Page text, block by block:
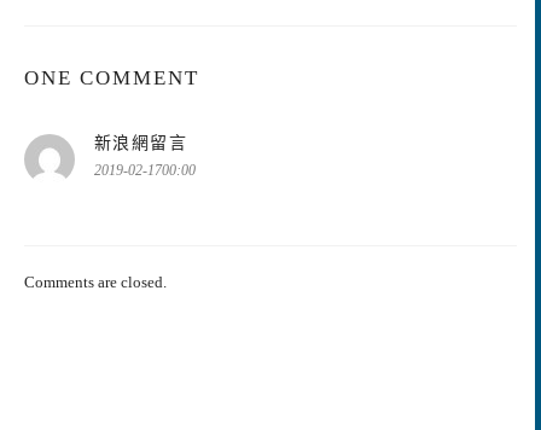
ONE COMMENT
新浪網留言
示:
2019-02-1700:00
Comments are closed.